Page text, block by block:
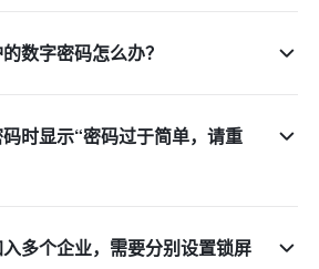
数字密码怎么办？
时显示“密码过于简单，请重
多个企业，需要分别设置锁屏